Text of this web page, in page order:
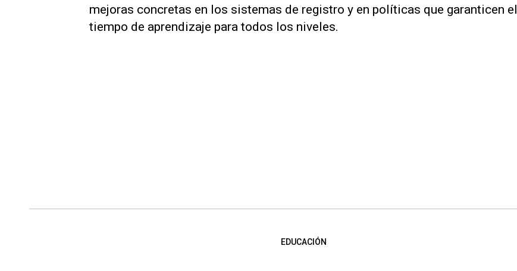
mejoras concretas en los sistemas de registro y en políticas que garanticen el
tiempo de aprendizaje para todos los niveles.
EDUCACIÓN